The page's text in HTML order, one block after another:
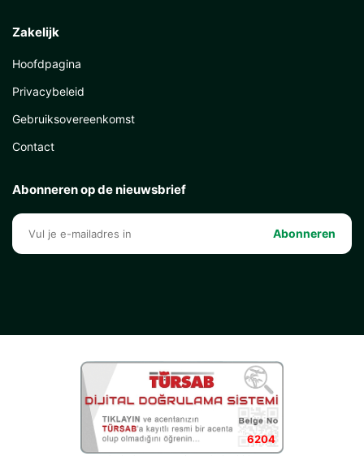
Zakelijk
Hoofdpagina
Privacybeleid
Gebruiksovereenkomst
Contact
Abonneren op de nieuwsbrief
Abonneren
6204